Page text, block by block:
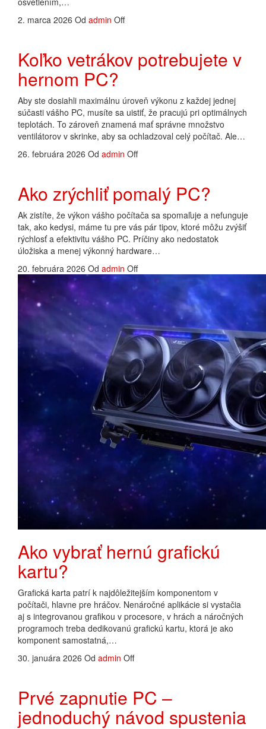
2. marca 2026 Od admin Off
Koľko vetrákov potrebujete v
hernom PC?
Aby ste dosiahli maximálnu úroveň výkonu z každej jednej
súčasti vášho PC, musíte sa uistiť, že pracujú pri optimálnych
teplotách. To zároveň znamená mať správne množstvo
ventilátorov v skrinke, aby sa ochladzoval celý počítač. Ale…
26. februára 2026 Od admin Off
Ako zrýchliť pomalý PC?
Ak zistíte, že výkon vášho počítača sa spomaľuje a nefunguje
tak, ako kedysi, máme tu pre vás pár tipov, ktoré môžu zvýšiť
rýchlosť a efektivitu vášho PC. Príčiny ako nedostatok
úložiska a menej výkonný hardware…
20. februára 2026 Od admin Off
Ako vybrať hernú grafickú
kartu?
Grafická karta patrí k najdôležitejším komponentom v
počítači, hlavne pre hráčov. Nenáročné aplikácie si vystačia
aj s integrovanou grafikou v procesore, v hrách a náročných
programoch treba dedikovanú grafickú kartu, ktorá je ako
komponent samostatná,…
30. januára 2026 Od admin Off
Prvé zapnutie PC –
jednoduchý návod spustenia